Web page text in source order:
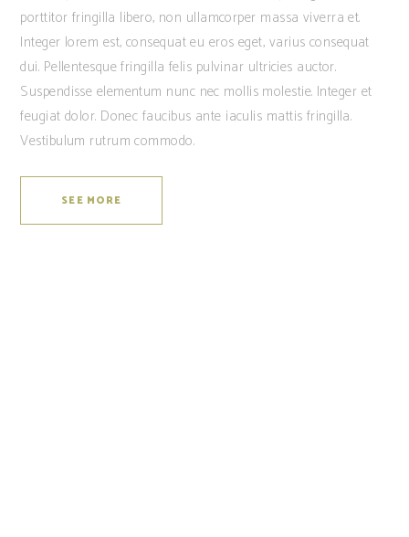
porttitor fringilla libero, non ullamcorper massa viverra et.
Integer lorem est, consequat eu eros eget, varius consequat
dui. Pellentesque fringilla felis pulvinar ultricies auctor.
Suspendisse elementum nunc nec mollis molestie. Integer et
feugiat dolor. Donec faucibus ante iaculis mattis fringilla.
Vestibulum rutrum commodo.
SEE MORE